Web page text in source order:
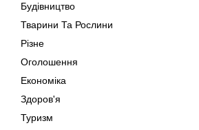
Будівництво
Тварини Та Рослини
Різне
Оголошення
Економіка
Здоров'я
Туризм